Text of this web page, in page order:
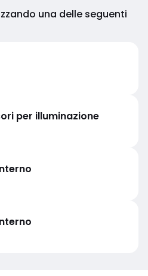
una delle seguenti
per illuminazione